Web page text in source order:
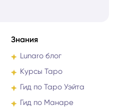
Знания
Lunaro блог
Курсы Таро
Гид по Таро Уэйта
Гид по Манаре